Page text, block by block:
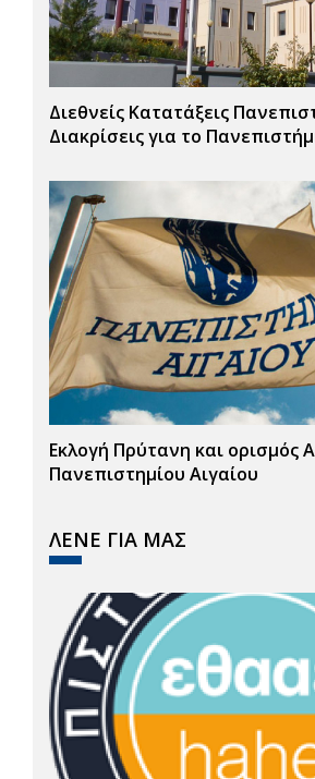
Διεθνείς Κατατάξεις
Διακρίσεις για το
Εκλογή Πρύτανη και ορισμός
Πανεπιστημίου Αιγαίου
ΛΕΝΕ ΓΙΑ ΜΑΣ